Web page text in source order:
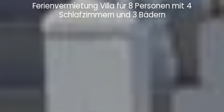
Ferienvermietung Villa für 8 Personen mit 4
Schlafzimmern und 3 Bädern